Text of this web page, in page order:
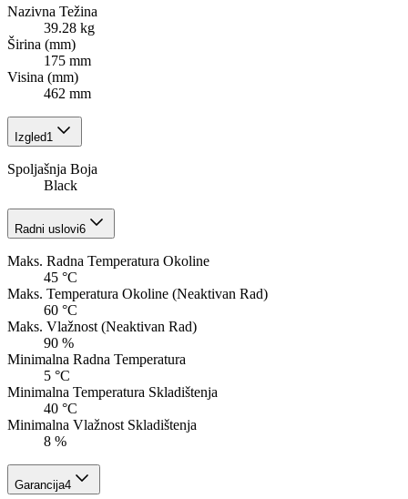
Nazivna Težina
39.28 kg
Širina (mm)
175 mm
Visina (mm)
462 mm
Izgled1
Spoljašnja Boja
Black
Radni uslovi6
Maks. Radna Temperatura Okoline
45 °C
Maks. Temperatura Okoline (Neaktivan Rad)
60 °C
Maks. Vlažnost (Neaktivan Rad)
90 %
Minimalna Radna Temperatura
5 °C
Minimalna Temperatura Skladištenja
40 °C
Minimalna Vlažnost Skladištenja
8 %
Garancija4